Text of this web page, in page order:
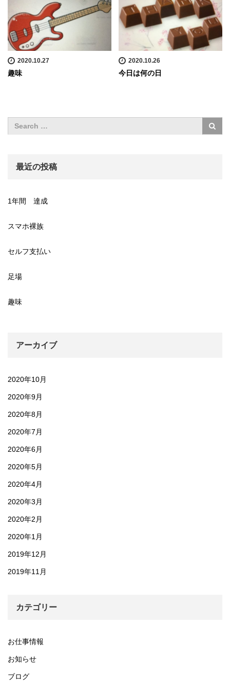
2020.10.27
趣味
2020.10.26
今日は何の日
最近の投稿
1年間 達成
スマホ裸族
セルフ支払い
足場
趣味
アーカイブ
2020年10月
2020年9月
2020年8月
2020年7月
2020年6月
2020年5月
2020年4月
2020年3月
2020年2月
2020年1月
2019年12月
2019年11月
カテゴリー
お仕事情報
お知らせ
ブログ